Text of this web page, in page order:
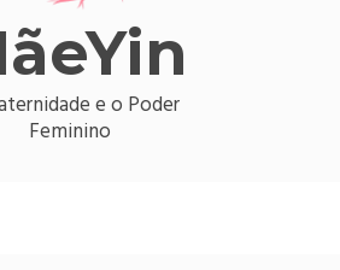
e o Poder
Feminino